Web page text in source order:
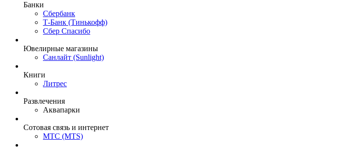
Банки
Сбербанк
Т-Банк (Тинькофф)
Сбер Спасибо
Ювелирные магазины
Санлайт (Sunlight)
Книги
Литрес
Развлечения
Аквапарки
Сотовая связь и интернет
МТС (MTS)